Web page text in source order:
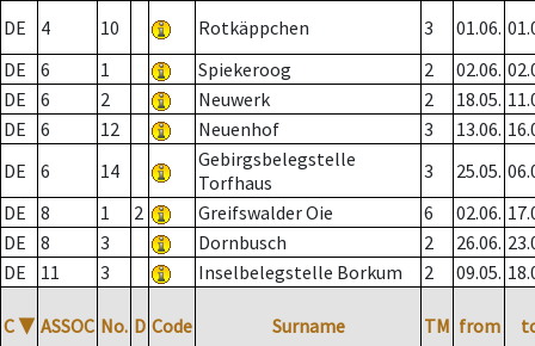
DE
4 10 Rotkäppchen 3 01.06.
DE
6 1 Spiekeroog 2 02.06.
DE
6 2 Neuwerk 2 18.05.
DE
6 12 Neuenhof 3 13.06.
DE
6 14
Gebirgsbelegstelle
Torfhaus
3 25.05.
DE
8 1 2 Greifswalder Oie 6 02.06.
DE
8 3 Dornbusch 2 26.06.
DE
11 3 Inselbelegstelle Borkum 2 09.05.
C ▼ ASSOC No. D Code Surname TM from